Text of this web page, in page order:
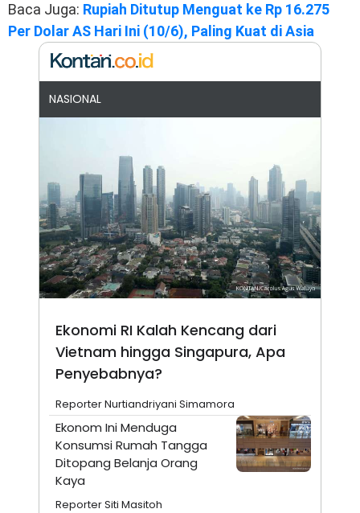
Baca Juga: Rupiah Ditutup Menguat ke Rp 16.275
Per Dolar AS Hari Ini (10/6), Paling Kuat di Asia
NASIONAL
Ekonomi RI Kalah Kencang dari
Vietnam hingga Singapura, Apa
Penyebabnya?
Reporter Nurtiandriyani Simamora
Ekonom Ini Menduga
Konsumsi Rumah Tangga
Ditopang Belanja Orang
Kaya
Reporter Siti Masitoh